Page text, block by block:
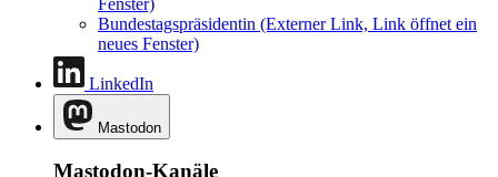
Bundestagspräsidentin (Externer Link, Link öffnet ein
neues Fenster)
LinkedIn
Mastodon
Mastodon-Kanäle